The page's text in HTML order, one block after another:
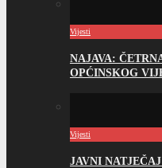
Vijesti
NAJAVA:
OPĆINSKOG
Vijesti
JAVNI